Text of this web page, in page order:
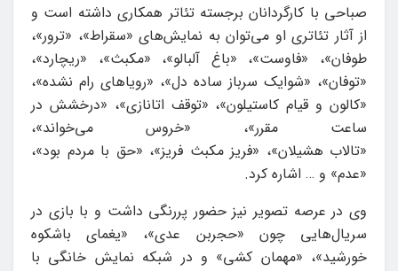
صباحی با کارگردانان برجسته تئاتر همکاری داشته است و
از آثار تئاتری او می‌توان به نمایش‌های «سقراط»، «ترور»،
طوفان»، «فاوست»، «باغ آلبالو»، «مکبث»، «ریچارد»،
«توفان»، «شوایک سرباز ساده دل»، «رویاهای رام نشده»،
«کالون و قیام کاستیلون»، «توقف اتانازی»، «درخشش در
ساعت مقرر»، «خروس می‌خواند»،
«تالاب هشیلان»، «فریز مکبث فریز»، «حق با مردم بود»،
«عدم» و … اشاره کرد.
وی در عرصه تصویر نیز حضور پررنگی داشت و با بازی در
سریال‌هایی چون «حجربن عدی»، «یغمای باشکوه
خورشید»، «مهمان کشی» و در شبکه نمایش خانگی با